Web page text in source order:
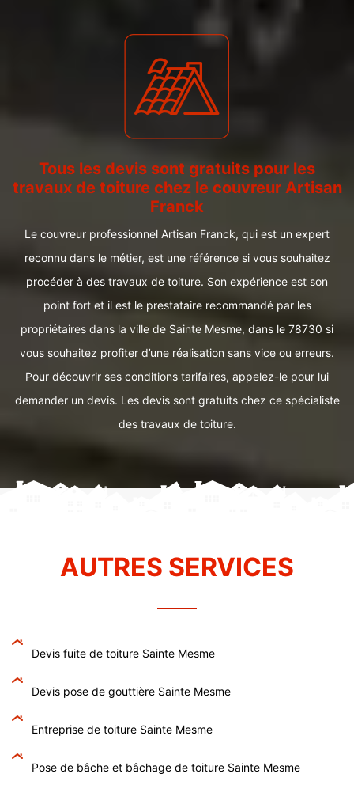
Tous les devis sont gratuits pour les
travaux de toiture chez le couvreur Artisan
Franck
Le couvreur professionnel Artisan Franck, qui est un expert
reconnu dans le métier, est une référence si vous souhaitez
procéder à des travaux de toiture. Son expérience est son
point fort et il est le prestataire recommandé par les
propriétaires dans la ville de Sainte Mesme, dans le 78730 si
vous souhaitez profiter d’une réalisation sans vice ou erreurs.
Pour découvrir ses conditions tarifaires, appelez-le pour lui
demander un devis. Les devis sont gratuits chez ce spécialiste
des travaux de toiture.
AUTRES SERVICES
Devis fuite de toiture Sainte Mesme
Devis pose de gouttière Sainte Mesme
Entreprise de toiture Sainte Mesme
Pose de bâche et bâchage de toiture Sainte Mesme